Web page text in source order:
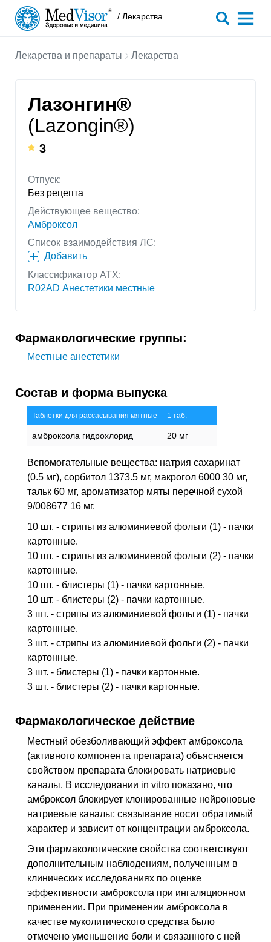
/ Лекарства
Лекарства и препараты Лекарства
Лазонгин®
(Lazongin®)
3
Отпуск:
Без рецепта
Действующее вещество:
Амброксол
Список взаимодействия ЛС:
Добавить
Классификатор АТХ:
R02AD Анестетики местные
Фармакологические группы:
Местные анестетики
Состав и форма выпуска
Таблетки для рассасывания мятные 1 таб.
амброксола гидрохлорид 20 мг
Вспомогательные вещества: натрия сахаринат
(0.5 мг), сорбитол 1373.5 мг, макрогол 6000 30 мг,
тальк 60 мг, ароматизатор мяты перечной сухой
9/008677 16 мг.
10 шт. - стрипы из алюминиевой фольги (1) - пачки
картонные.
10 шт. - стрипы из алюминиевой фольги (2) - пачки
картонные.
10 шт. - блистеры (1) - пачки картонные.
10 шт. - блистеры (2) - пачки картонные.
3 шт. - стрипы из алюминиевой фольги (1) - пачки
картонные.
3 шт. - стрипы из алюминиевой фольги (2) - пачки
картонные.
3 шт. - блистеры (1) - пачки картонные.
3 шт. - блистеры (2) - пачки картонные.
Фармакологическое действие
Местный обезболивающий эффект амброксола
(активного компонента препарата) объясняется
свойством препарата блокировать натриевые
каналы. В исследовании in vitro показано, что
амброксол блокирует клонированные нейроновые
натриевые каналы; связывание носит обратимый
характер и зависит от концентрации амброксола.
Эти фармакологические свойства соответствуют
дополнительным наблюдениям, полученным в
клинических исследованиях по оценке
эффективности амброксола при ингаляционном
применении. При применении амброксола в
качестве муколитического средства было
отмечено уменьшение боли и связанного с ней